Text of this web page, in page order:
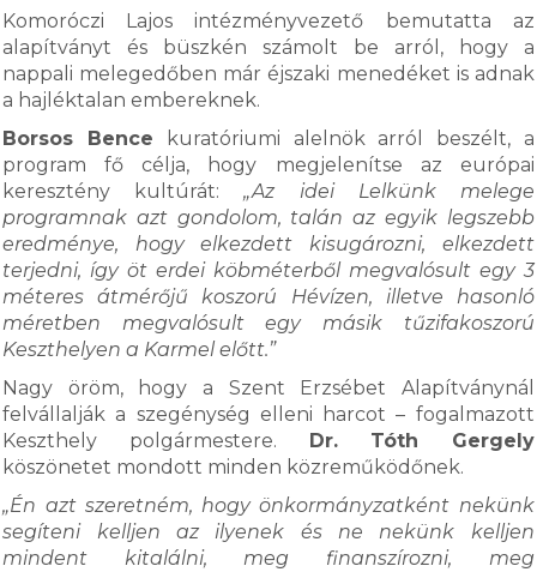
Komoróczi Lajos intézményvezető bemutatta az
alapítványt és büszkén számolt be arról, hogy a
nappali melegedőben már éjszaki menedéket is adnak
a hajléktalan embereknek.
Borsos Bence kuratóriumi alelnök arról beszélt, a
program fő célja, hogy megjelenítse az európai
keresztény kultúrát:„Az idei Lelkünk melege
programnak azt gondolom, talán az egyik legszebb
eredménye, hogy elkezdett kisugározni, elkezdett
terjedni, így öt erdei köbméterből megvalósult egy 3
méteres átmérőjű koszorú Hévízen, illetve hasonló
méretben megvalósult egy másik tűzifakoszorú
Keszthelyen a Karmel előtt.”
Nagy öröm, hogy a Szent Erzsébet Alapítványnál
felvállalják a szegénység elleni harcot – fogalmazott
Keszthely polgármestere. Dr. Tóth Gergely
köszönetet mondott minden közreműködőnek.
„Én azt szeretném, hogy önkormányzatként nekünk
segíteni kelljen az ilyenek és ne nekünk kelljen
mindent kitalálni, meg finanszírozni, meg